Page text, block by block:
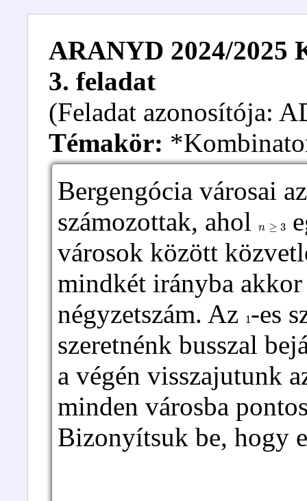
ARANYD 2024/2025
3. feladat
(Feladat azonosítója:
Témakör:
Bergengócia városai
számozottak, ahol
≥3
városok között
mindkét irányba
négyzetszám. Az 1 -es
szeretnénk busszal
a végén visszajutunk
minden városba
Bizonyítsuk be, hogy